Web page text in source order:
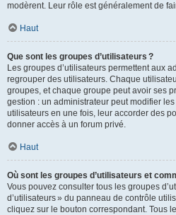
modèrent. Leur rôle est généralement de
Haut
Que sont les groupes d’utilisateurs ?
Les groupes d’utilisateurs permettent aux
regrouper des utilisateurs. Chaque
groupes, et chaque groupe peut avoir ses
gestion : un administrateur peut modifier
utilisateurs en une fois, leur accorder des
donner accès à un forum privé.
Haut
Où sont les groupes d’utilisateurs et
Vous pouvez consulter tous les groupes
d’utilisateurs » du panneau de contrôle
cliquez sur le bouton correspondant. Tous